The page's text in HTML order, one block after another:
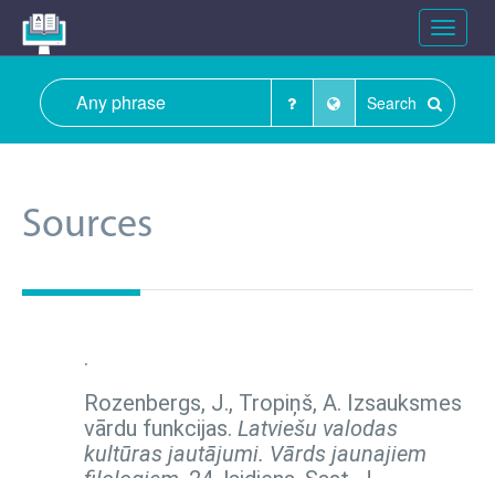
Toggle
Search
Sources
.
Rozenbergs, J., Tropiņš, A. Izsauksmes
vārdu funkcijas. Latviešu valodas
kultūras jautājumi. Vārds jaunajiem